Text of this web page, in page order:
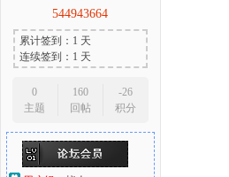
544943664
累计签到：1 天
连续签到：1 天
0
主题
160
回帖
-26
积分